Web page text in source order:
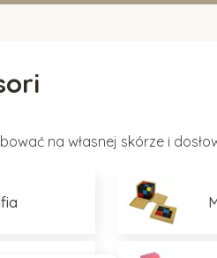
na własnej skórze i